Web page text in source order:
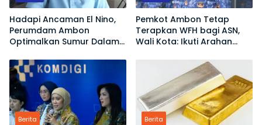
Hadapi Ancaman El Nino,
Perumdam Ambon
Optimalkan Sumur Dalam
Pemkot Ambon Tetap
Terapkan WFH bagi ASN,
Wali Kota: Ikuti Arahan
Berita Berita